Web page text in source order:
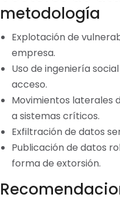
metodología
Explotación de
empresa.
Uso de ingeniería
acceso.
Movimientos laterales
a sistemas críticos.
Exfiltración de datos
Publicación de datos
forma de extorsión.